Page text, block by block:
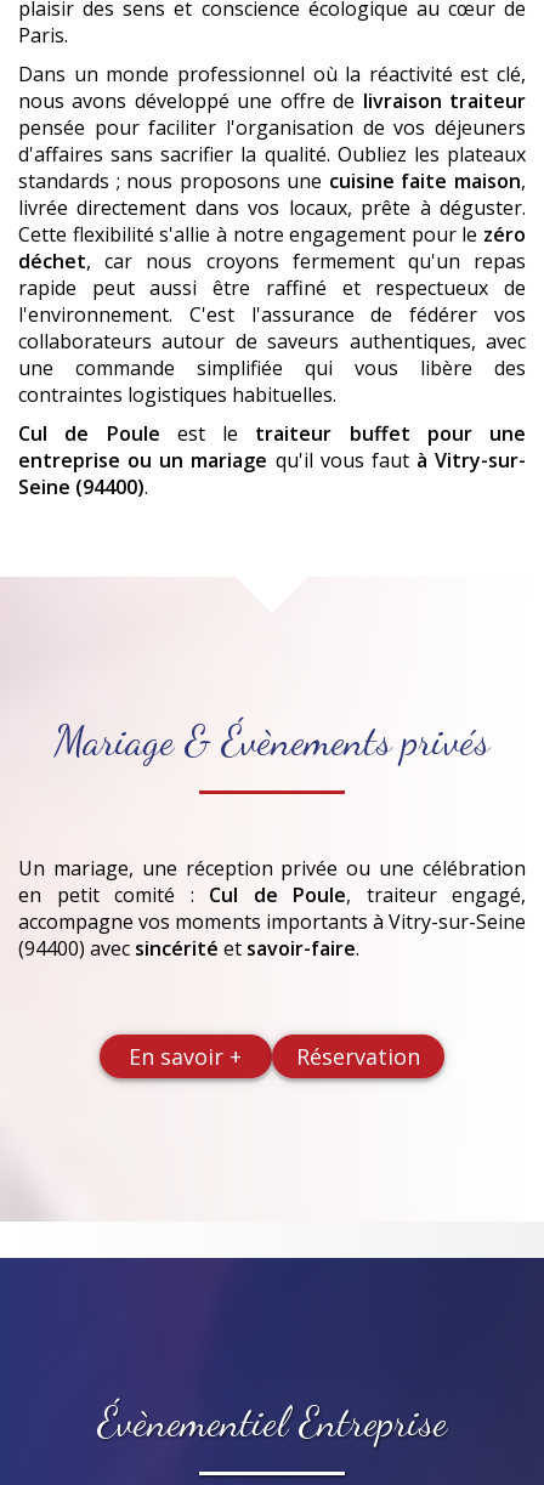
plaisir des sens et conscience écologique au cœur de
Paris.
Dans un monde professionnel où la réactivité est clé,
nous avons développé une offre de livraison traiteur
pensée pour faciliter l'organisation de vos déjeuners
d'affaires sans sacrifier la qualité. Oubliez les plateaux
standards ; nous proposons une cuisine faite maison,
livrée directement dans vos locaux, prête à déguster.
Cette flexibilité s'allie à notre engagement pour le zéro
déchet, car nous croyons fermement qu'un repas
rapide peut aussi être raffiné et respectueux de
l'environnement. C'est l'assurance de fédérer vos
collaborateurs autour de saveurs authentiques, avec
une commande simplifiée qui vous libère des
contraintes logistiques habituelles.
Cul de Poule est le traiteur buffet pour une
entreprise ou un mariage qu'il vous faut à Vitry-sur-
Seine (94400).
Mariage & Évènements privés
Un mariage, une réception privée ou une célébration
en petit comité : Cul de Poule, traiteur engagé,
accompagne vos moments importants à Vitry-sur-Seine
(94400) avec sincérité et savoir-faire.
En savoir + Réservation
Évènementiel Entreprise